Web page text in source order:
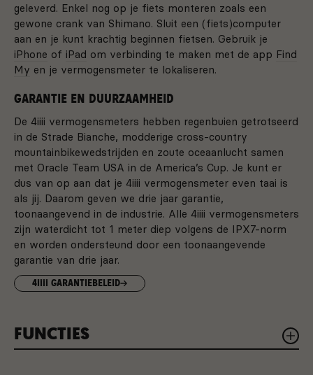
geleverd. Enkel nog op je fiets monteren zoals een
gewone crank van Shimano. Sluit een (fiets)computer
aan en je kunt krachtig beginnen fietsen. Gebruik je
iPhone of iPad om verbinding te maken met de app Find
My en je vermogensmeter te lokaliseren.
GARANTIE EN DUURZAAMHEID
De 4iiii vermogensmeters hebben regenbuien getrotseerd
in de Strade Bianche, modderige cross-country
mountainbikewedstrijden en zoute oceaanlucht samen
met Oracle Team USA in de America’s Cup. Je kunt er
dus van op aan dat je 4iiii vermogensmeter even taai is
als jij. Daarom geven we drie jaar garantie,
toonaangevend in de industrie. Alle 4iiii vermogensmeters
zijn waterdicht tot 1 meter diep volgens de IPX7-norm
en worden ondersteund door een toonaangevende
garantie van drie jaar.
4 GARANTIEBELEID
FUNCTIES